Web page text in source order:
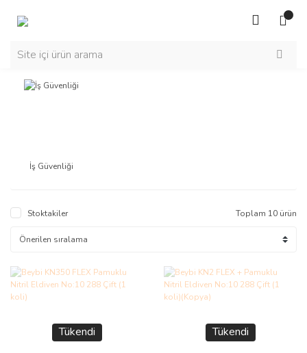
İş Güvenliği
Stoktakiler Toplam 10 ürün
Tükendi Tükendi